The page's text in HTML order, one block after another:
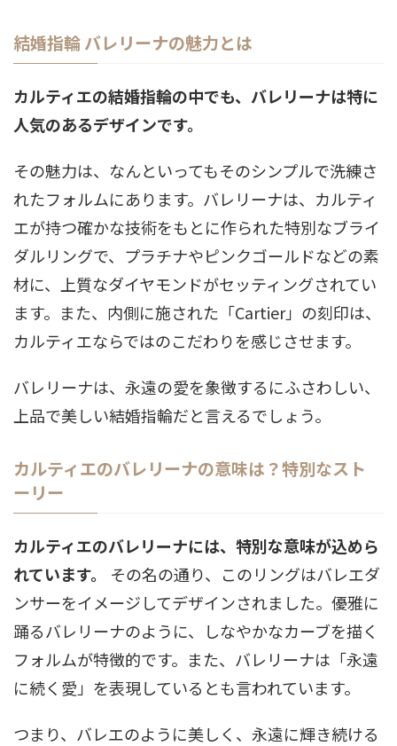
結婚指輪 バレリーナの魅力とは
カルティエの結婚指輪の中でも、バレリーナは特に
人気のあるデザインです。
その魅力は、なんといってもそのシンプルで洗練さ
れたフォルムにあります。バレリーナは、カルティ
エが持つ確かな技術をもとに作られた特別なブライ
ダルリングで、プラチナやピンクゴールドなどの素
材に、上質なダイヤモンドがセッティングされてい
ます。また、内側に施された「Cartier」の刻印は、
カルティエならではのこだわりを感じさせます。
バレリーナは、永遠の愛を象徴するにふさわしい、
上品で美しい結婚指輪だと言えるでしょう。
カルティエのバレリーナの意味は？特別なスト
ーリー
カルティエのバレリーナには、特別な意味が込めら
れています。
その名の通り、このリングはバレエダ
ンサーをイメージしてデザインされました。優雅に
踊るバレリーナのように、しなやかなカーブを描く
フォルムが特徴的です。また、バレリーナは「永遠
に続く愛」を表現しているとも言われています。
つまり、バレエのように美しく、永遠に輝き続ける